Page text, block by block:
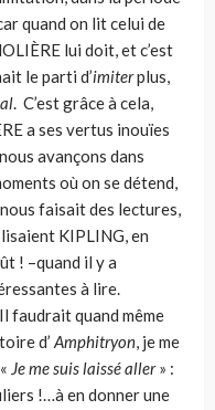
quand on lit celui de
lui doit, et c’est
le parti d’imiterplus,
. C’est grâce à cela,
a ses vertus inouïes
avançons dans
où on se détend,
faisait des lectures,
KIPLING, en
! –quand il y a
à lire.
faudrait quand même
d’ Amphitryon, je me
Je me suis laissé aller» :
!…à en donner une